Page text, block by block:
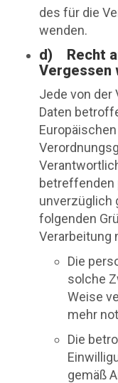
des für die
wenden.
d) Recht
Vergessen
Jede von der
Daten
betreffenden
unverzüglich
folgenden
Verarbeitung
Die
solche
Weise
mehr
Die
gemäß